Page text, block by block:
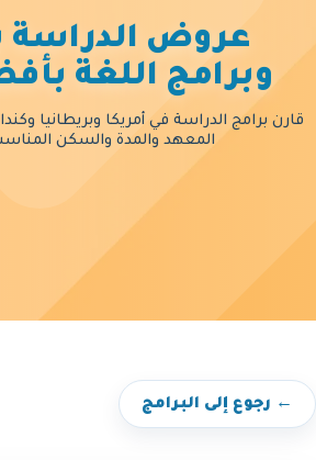
عروض الدراسة
وبرامج اللغة
قارن برامج الدراسة في أمريكا وبريطانيا وكندا
المعهد والمدة والسكن
← رجوع إلى البرامج